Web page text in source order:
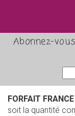
Abonnez-
FORFAIT FRANCE
soit la quantité